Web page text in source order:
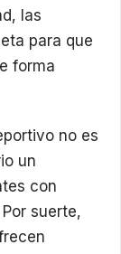
las
para que
forma
no es
un
con
suerte,